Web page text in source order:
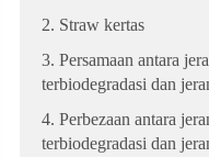
2. Straw kertas
3. Persamaan antara
terbiodegradasi dan
4. Perbezaan antara
terbiodegradasi dan